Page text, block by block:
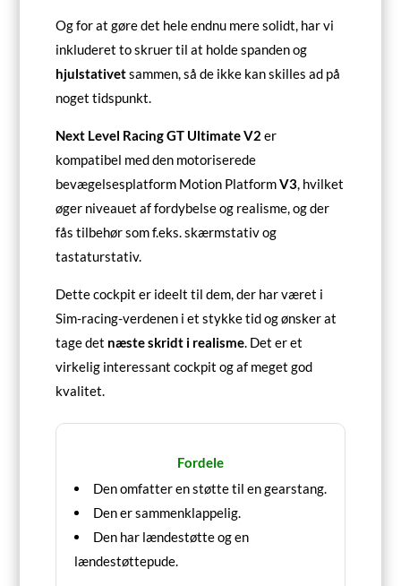
Og for at gøre det hele endnu mere solidt, har vi
inkluderet to skruer til at holde spanden og
hjulstativetsammen, så de ikke kan skilles ad på
noget tidspunkt.
Next Level Racing GT Ultimate V2 er
kompatibel med den motoriserede
bevægelsesplatform Motion PlatformV3, hvilket
øger niveauet af fordybelse og realisme, og der
fås tilbehør som f.eks. skærmstativ og
tastaturstativ.
Dette cockpit er ideelt til dem, der har været i
Sim-racing-verdenen i et stykke tid og ønsker at
tage det næste skridt i realisme. Det er et
virkelig interessant cockpit og af meget god
kvalitet.
Fordele
Den omfatter en støtte til en gearstang.
Den er sammenklappelig.
Den har lændestøtte og en
lændestøttepude.